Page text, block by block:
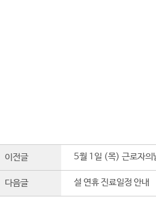
이전글 5월 1일 (목) 근로자의
다음글 설 연휴 진료일정 안내